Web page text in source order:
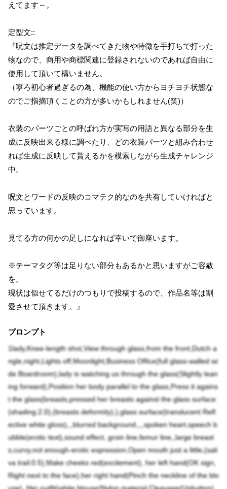
えてます～。
定型文::
『呪文は推定データを調べてきた物や特徴を手打ちで打った
物なので、商用や商標関連に登録されないのであれば自由に
使用して頂いて構いません。
（寧ろ初心者過ぎるの為、機能の使い方からヨチヨチ状態な
のでご指摘頂くことの方が多いかもしれません(笑)）
衣装のパーツごとの呼ばれ方が実写の用語と異なる部分を生
成に反映出来る様に調べたり、どの衣装パーツと組み合わせ
れば生成に反映して貰えるかを模索しながら生成チャレンジ
中。
呪文とワードの反映のコマテク的なのを共有していければと
思っています。
見てる方の何かの足しになれば幸いで御座います。
※テーマタグ等は足りない部分もあるかと思いますがご容赦
を。
現状は似せてるだけのつもりで投稿するので、作品名等は割
愛させて頂きます。』
プロンプト
1lady,Knee-length shot,View through glass,from the front,Dutch a
ngle,night,Lights off,Moonlight,Business Office(full glass-walled wi
de Boardroom),lady is watching us through the glass(Slightly lean
ing forward),Position her body parallel to the glass,Press it agains
t the glass(breasts,pressed her breasts against the glass surface
(shading:2.0),(breasts deformity),),glass surface(translucent Refl
ective white gloss),,,blurred background,,,,spoken heart,speech b
ubble(erotic text),sound effect, groin line,femur line,,large breast
s,curvy,not enough-erotic expression,Open mouth just a little,(sali
va trail:0.5),Make cheeks red(excitement), her left hand(OK sign,
Right next to the face),her right hand(Pinch the neckline of the blo